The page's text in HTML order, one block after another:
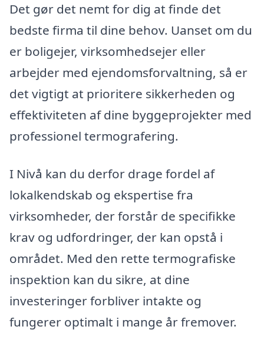
Det gør det nemt for dig at finde det
bedste firma til dine behov. Uanset om du
er boligejer, virksomhedsejer eller
arbejder med ejendomsforvaltning, så er
det vigtigt at prioritere sikkerheden og
effektiviteten af dine byggeprojekter med
professionel termografering.
I Nivå kan du derfor drage fordel af
lokalkendskab og ekspertise fra
virksomheder, der forstår de specifikke
krav og udfordringer, der kan opstå i
området. Med den rette termografiske
inspektion kan du sikre, at dine
investeringer forbliver intakte og
fungerer optimalt i mange år fremover.